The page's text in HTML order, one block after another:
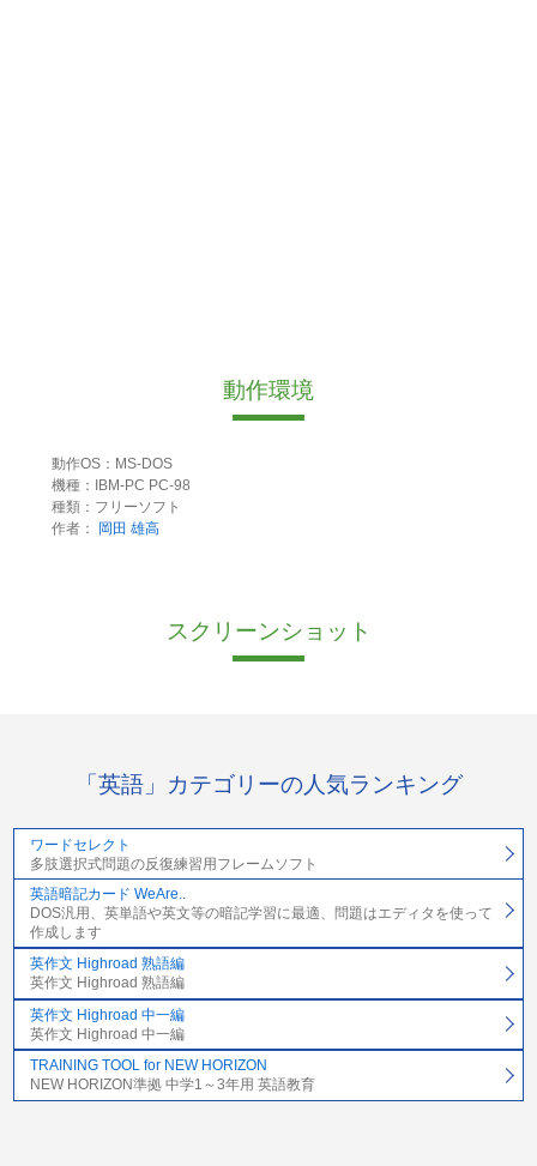
動作環境
動作OS：MS-DOS
機種：IBM-PC PC-98
種類：フリーソフト
作者：
岡田 雄高
スクリーンショット
「英語」カテゴリーの人気ランキング
ワードセレクト
多肢選択式問題の反復練習用フレームソフト
英語暗記カード WeAre..
DOS汎用、英単語や英文等の暗記学習に最適、問題はエディタを使って
作成します
英作文 Highroad 熟語編
英作文 Highroad 熟語編
英作文 Highroad 中一編
英作文 Highroad 中一編
TRAINING TOOL for NEW HORIZON
NEW HORIZON準拠 中学1～3年用 英語教育